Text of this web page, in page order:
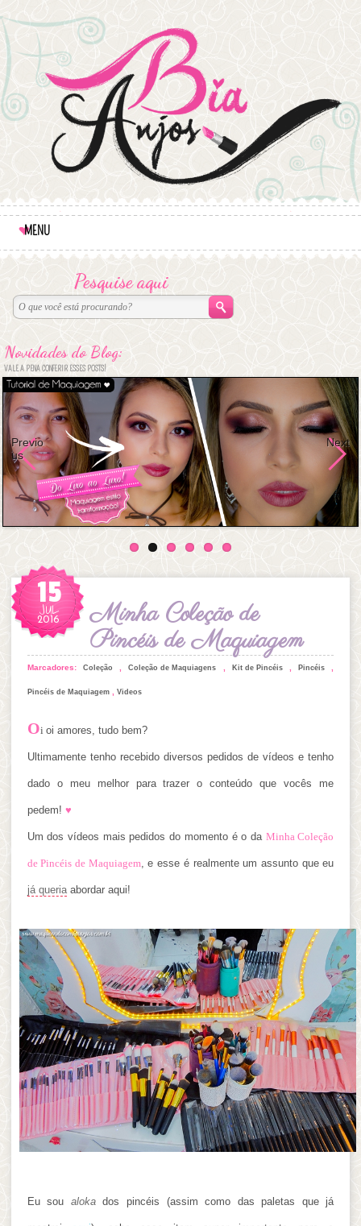
MENU
Pesquise aqui
Novidades do Blog:
VALE A PENA CONFERIR ESSES POSTS!
Previo
us
Next
15
JUL
2016
Minha Coleção de
Pincéis de Maquiagem
Marcadores: Coleção ,Coleção de Maquiagens Kit de Pincéis,Pincéis
Pincéis de Maquiagem, Videos
Oi oi amores, tudo bem?
Ultimamente tenho recebido diversos pedidos de vídeos e tenho
dado o meu melhor para trazer o conteúdo que vocês me
pedem! ♥
Um dos vídeos mais pedidos do momento é o da Minha Coleção
de Pincéis de Maquiagem , e esse é realmente um assunto que eu
já queriaabordar aqui!
Eu sou alokados pincéis (assim como das paletas que já